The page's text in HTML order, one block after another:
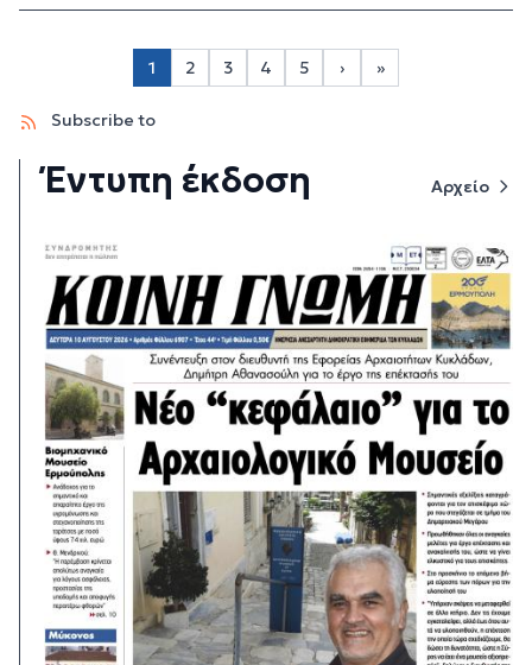
Σελιδοποίηση
1 Page 2
2 Page 3
3 Page 4
4 Page 5
5
Next page
›
Last page
»
Subscribe to
Έντυπη έκδοση Αρχείο